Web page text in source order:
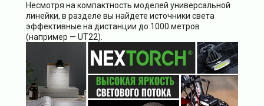
Несмотря на компактность моделей универсальной
линейки, в разделе вы найдете источники света
эффективные на дистанции до 1000 метров
(например — UT22).